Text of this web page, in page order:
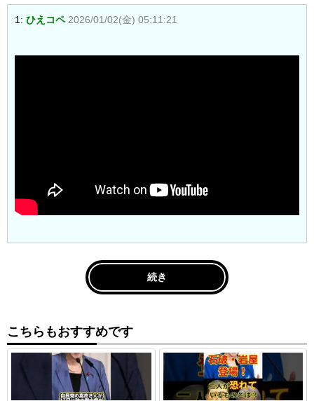
1: ひえコペ 2026/01/02(金) 05:11:21
続き
こちらもおすすめです